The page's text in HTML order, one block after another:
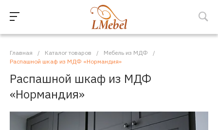
Главная / Каталог товаров / Мебель из МДФ
/
Распашной шкаф из МДФ «Нормандия»
Распашной шкаф из МДФ
«Нормандия»